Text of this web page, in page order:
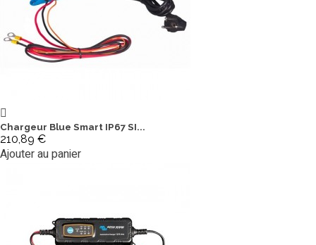
Chargeur Blue Smart IP67 SI...
210,89 €
Ajouter au panier